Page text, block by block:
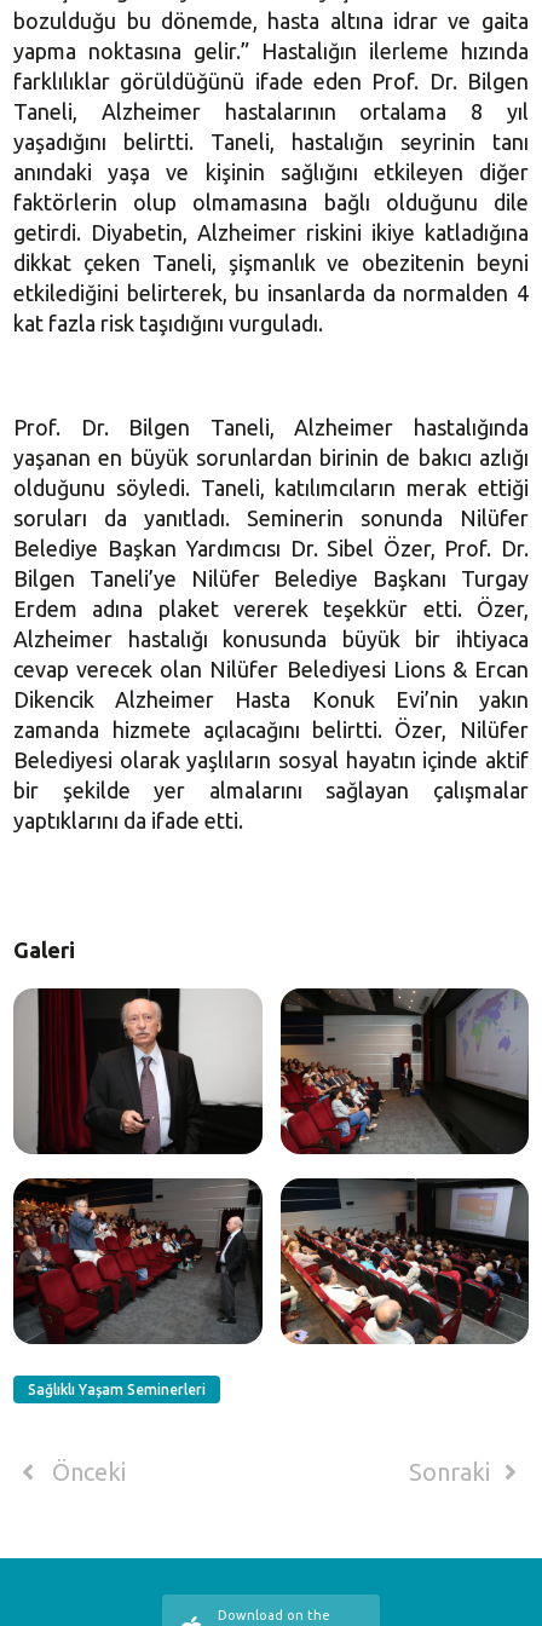
bozulduğu bu dönemde, hasta altına idrar ve gaita
yapma noktasına gelir.” Hastalığın ilerleme hızında
farklılıklar görüldüğünü ifade eden Prof. Dr. Bilgen
Taneli, Alzheimer hastalarının ortalama 8 yıl
yaşadığını belirtti. Taneli, hastalığın seyrinin tanı
anındaki yaşa ve kişinin sağlığını etkileyen diğer
faktörlerin olup olmamasına bağlı olduğunu dile
getirdi. Diyabetin, Alzheimer riskini ikiye katladığına
dikkat çeken Taneli, şişmanlık ve obezitenin beyni
etkilediğini belirterek, bu insanlarda da normalden 4
kat fazla risk taşıdığını vurguladı.
Prof. Dr. Bilgen Taneli, Alzheimer hastalığında
yaşanan en büyük sorunlardan birinin de bakıcı azlığı
olduğunu söyledi. Taneli, katılımcıların merak ettiği
soruları da yanıtladı. Seminerin sonunda Nilüfer
Belediye Başkan Yardımcısı Dr. Sibel Özer, Prof. Dr.
Bilgen Taneli’ye Nilüfer Belediye Başkanı Turgay
Erdem adına plaket vererek teşekkür etti. Özer,
Alzheimer hastalığı konusunda büyük bir ihtiyaca
cevap verecek olan Nilüfer Belediyesi Lions & Ercan
Dikencik Alzheimer Hasta Konuk Evi’nin yakın
zamanda hizmete açılacağını belirtti. Özer, Nilüfer
Belediyesi olarak yaşlıların sosyal hayatın içinde aktif
bir şekilde yer almalarını sağlayan çalışmalar
yaptıklarını da ifade etti.
Galeri
Sağlıklı Yaşam Seminerleri
Önceki Sonraki
Download on the